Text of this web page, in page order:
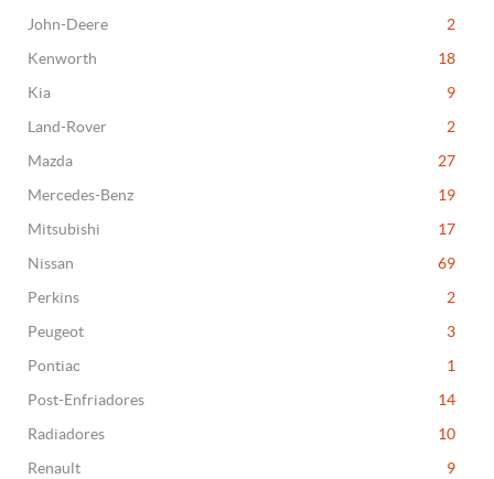
John-Deere
2
Kenworth
18
Kia
9
Land-Rover
2
Mazda
27
Mercedes-Benz
19
Mitsubishi
17
Nissan
69
Perkins
2
Peugeot
3
Pontiac
1
Post-Enfriadores
14
Radiadores
10
Renault
9